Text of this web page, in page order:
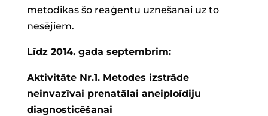
metodikas šo reaģentu uznešanai uz to
nesējiem.
Līdz 2014. gada septembrim:
Aktivitāte Nr.1. Metodes izstrāde
neinvazīvai prenatālai aneiploīdiju
diagnosticēšanai